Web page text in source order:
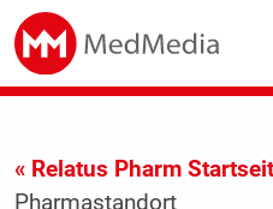
« Relatus Pharm
Pharmastandort